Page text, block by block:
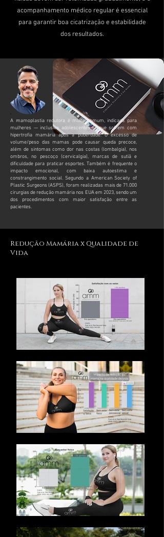
acompanhamento médico regular é essencial
para garantir boa cicatrização e estabilidade
dos resultados.
A mamoplastia redutora é muito comum, indicada para
mulheres — inclusive adolescentes — que sofrem com
hipertrofia mamária após a puberdade. O excesso de
volume/peso das mamas pode causar queda precoce,
além de sintomas como dor nas costas (lombalgia), nos
ombros, no pescoço (cervicalgia), marcas de sutiã e
dificuldade para praticar esportes. Também é frequente o
impacto emocional, com baixa autoestima e
constrangimento social. Segundo a American Society of
Plastic Surgeons (ASPS), foram realizadas mais de 71.000
cirurgias de redução mamária nos EUA em 2023, sendo um
dos procedimentos com maior satisfação entre as
pacientes.
Redução Mamária x Qualidade de
Vida